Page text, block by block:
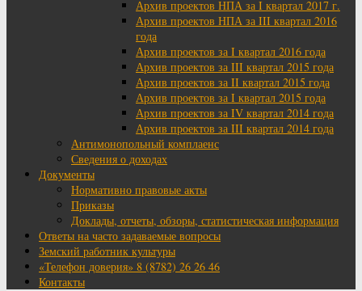
Архив проектов НПА за I квартал 2017 г.
Архив проектов НПА за III квартал 2016
года
Архив проектов за I квартал 2016 года
Архив проектов за III квартал 2015 года
Архив проектов за II квартал 2015 года
Архив проектов за I квартал 2015 года
Архив проектов за IV квартал 2014 года
Архив проектов за III квартал 2014 года
Антимонопольный комплаенс
Сведения о доходах
Документы
Нормативно правовые акты
Приказы
Доклады, отчеты, обзоры, статистическая информация
Ответы на часто задаваемые вопросы
Земский работник культуры
«Телефон доверия» 8 (8782) 26 26 46
Контакты